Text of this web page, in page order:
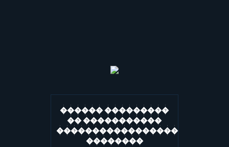
������ ���������
�� �����������
�����������������
��������